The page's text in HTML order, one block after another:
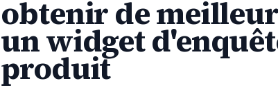
obtenir de
un widget
produit